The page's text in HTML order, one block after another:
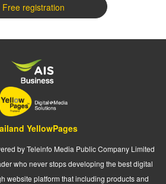
Free registration
YellowPages
by Teleinfo Media Public Company Limited
who never stops developing the best digital
website platform that including products and